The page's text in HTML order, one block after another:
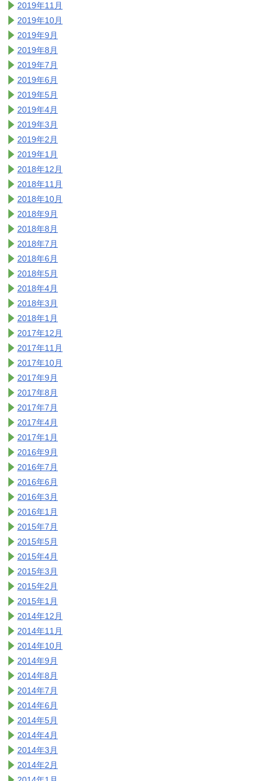
2019年11月
2019年10月
2019年9月
2019年8月
2019年7月
2019年6月
2019年5月
2019年4月
2019年3月
2019年2月
2019年1月
2018年12月
2018年11月
2018年10月
2018年9月
2018年8月
2018年7月
2018年6月
2018年5月
2018年4月
2018年3月
2018年1月
2017年12月
2017年11月
2017年10月
2017年9月
2017年8月
2017年7月
2017年4月
2017年1月
2016年9月
2016年7月
2016年6月
2016年3月
2016年1月
2015年7月
2015年5月
2015年4月
2015年3月
2015年2月
2015年1月
2014年12月
2014年11月
2014年10月
2014年9月
2014年8月
2014年7月
2014年6月
2014年5月
2014年4月
2014年3月
2014年2月